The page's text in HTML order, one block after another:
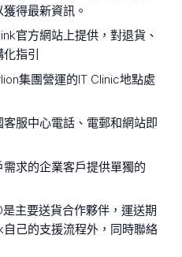
得最新資訊。
官方網站上提供，對退貨、
指引
集團營運的IT Clinic地點處
客服中心電話、電郵和網站即
求的企業客戶提供單獨的
是主要送貨合作夥伴，運送期
己的支援流程外，同時聯絡